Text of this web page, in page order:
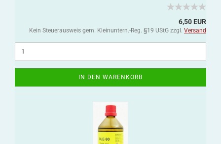
6,50 EUR
Kein Steuerausweis gem. Kleinuntern.-Reg. §19 UStG zzgl. Versand
IN DEN WARENKORB